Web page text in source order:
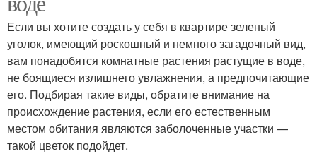
Если вы хотите создать у себя в квартире зеленый
уголок, имеющий роскошный и немного загадочный вид,
вам понадобятся комнатные растения растущие в воде,
не боящиеся излишнего увлажнения, а предпочитающие
его. Подбирая такие виды, обратите внимание на
происхождение растения, если его естественным
местом обитания являются заболоченные участки —
такой цветок подойдет.